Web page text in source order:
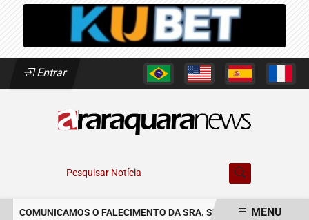
Entrar
Pesquisar Notícia
COMUNICAMOS O FALECIMENTO DA SRA. SUSETE SILVIAMENU